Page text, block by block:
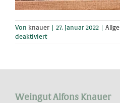
Von knauer 27. Januar 2022
deaktiviertfür
Sieben
Weingut Alfons Knauer